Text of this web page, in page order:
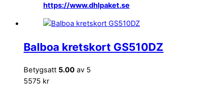
https://www.dhlpaket.se
Balboa kretskort GS510DZ
Betygsatt 5.00 av 5
5575 kr